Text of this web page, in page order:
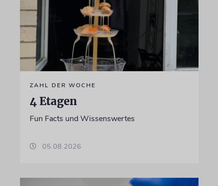
ZAHL DER WOCHE
4 Etagen
Fun Facts und Wissenswertes
05.08.2026